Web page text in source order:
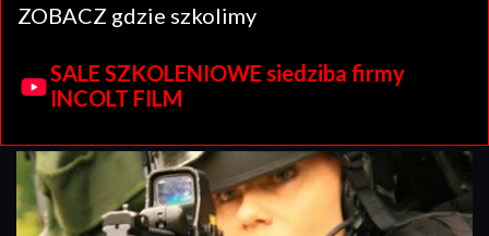
ZOBACZ gdzie szkolimy
SALE SZKOLENIOWE siedziba firmy
INCOLT FILM